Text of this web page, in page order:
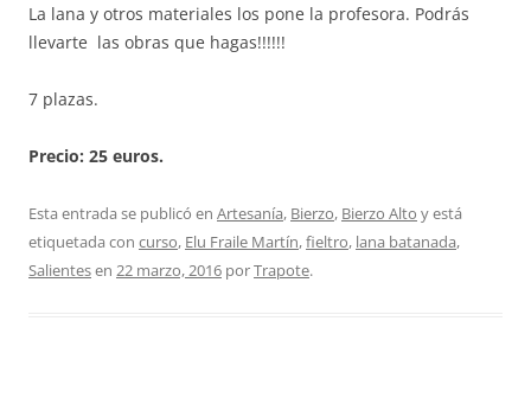
La lana y otros materiales los pone la profesora. Podrás
llevarte las obras que hagas!!!!!!
7 plazas.
Precio: 25 euros.
Esta entrada se publicó en Artesanía, Bierzo, Bierzo Alto y está
etiquetada con curso, Elu Fraile Martín,fieltro, lana batanada,
Salientesen 22 marzo, 2016 porTrapote.